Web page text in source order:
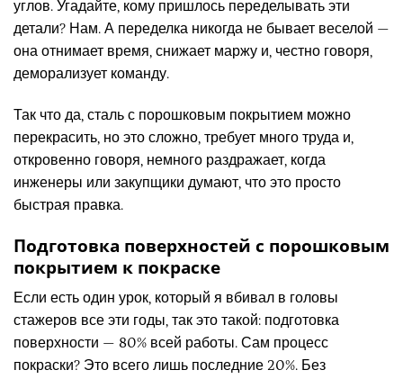
углов. Угадайте, кому пришлось переделывать эти
детали? Нам. А переделка никогда не бывает веселой —
она отнимает время, снижает маржу и, честно говоря,
деморализует команду.
Так что да, сталь с порошковым покрытием можно
перекрасить, но это сложно, требует много труда и,
откровенно говоря, немного раздражает, когда
инженеры или закупщики думают, что это просто
быстрая правка.
Подготовка поверхностей с порошковым
покрытием к покраске
Если есть один урок, который я вбивал в головы
стажеров все эти годы, так это такой: подготовка
поверхности — 80% всей работы. Сам процесс
покраски? Это всего лишь последние 20%. Без